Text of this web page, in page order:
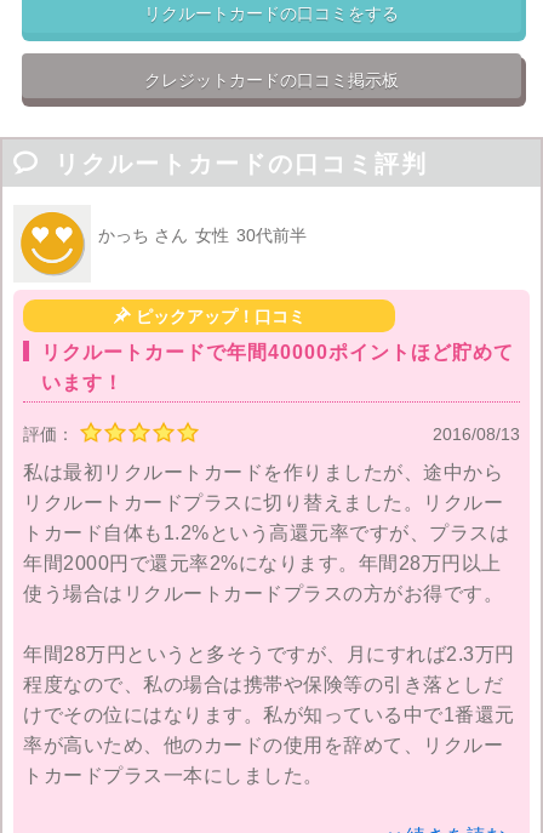
 JCBカードではnanaco・モバイルSuica
これら電子マネーへのチャージをするだけでポイントが
付与されるので普段使う電子マネーが上記にあればあな
たにとって相性のいいお得なクレジットカードだといえ
ます。
 年間26万円以上の支払いをする方へ
リクルートカードプラス（JCBのみ）がオススメで
す。
年会費が2100円かかってしまうものの基本還元
率が2.0％
帯」になったりと内容がグレードアップしていま
す。
→年間262,500円以上の支払いで付与されるポイントの差額が年会費
を上回ります。
リクルートカードは最近誕生したため利用者顧客の獲得
元率を強みにせざるを得なかったという背景がありま
す。
そうして生まれたリクルートカードは高還元率で使い勝
手のいいかなり優秀なカードであります。
リクルートカードの口コミをする
クレジットカードの口コミ掲示板
 リクルートカードの口コミ評判
かっち さん 女性 30代前半
ピックアップ！口コミ
リクルートカードで年間40000ポイントほど貯めて
います！
評価： 2016/08/13
私は最初リクルートカードを作りましたが、途中から
リクルートカードプラスに切り替えました。リクルー
トカード自体も1.2%という高還元率ですが、プラスは
年間2000円で還元率2%になります。年間28万円以上
使う場合はリクルートカードプラスの方がお得です。
年間28万円というと多そうですが、月にすれば2.3万円
程度なので、私の場合は携帯や保険等の引き落としだ
けでその位にはなります。私が知っている中で1番還元
率が高いため、他のカードの使用を辞めて、リクルー
トカードプラス一本にしました。